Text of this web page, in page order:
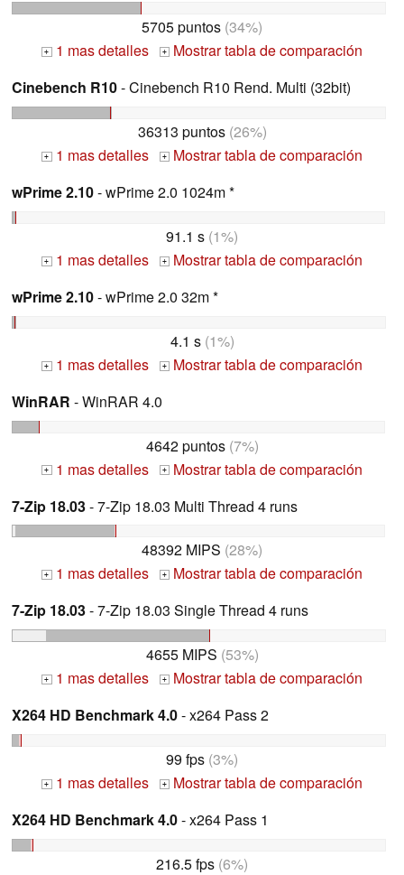
5705 puntos (34%)
+ 1 mas detalles +
Mostrar tabla de comparación
Cinebench R10- Cinebench R10 Rend. Multi (32bit)
36313 puntos(26%)
+ 1 mas detalles +
Mostrar tabla de comparación
wPrime 2.10- wPrime 2.0 1024m *
91.1 s (1%)
+ 1 mas detalles +
Mostrar tabla de comparación
wPrime 2.10- wPrime 2.0 32m *
4.1 s(1%)
+ 1 mas detalles +
Mostrar tabla de comparación
WinRAR - WinRAR 4.0
4642 puntos(7%)
+ 1 mas detalles +
Mostrar tabla de comparación
7-Zip 18.03- 7-Zip 18.03 Multi Thread 4 runs
48392 MIPS (28%)
+ 1 mas detalles +
Mostrar tabla de comparación
7-Zip 18.03- 7-Zip 18.03 Single Thread 4 runs
4655 MIPS (53%)
+ 1 mas detalles +
Mostrar tabla de comparación
X264 HD Benchmark 4.0- x264 Pass 2
99 fps (3%)
+ 1 mas detalles +
Mostrar tabla de comparación
X264 HD Benchmark 4.0- x264 Pass 1
216.5 fps (6%)